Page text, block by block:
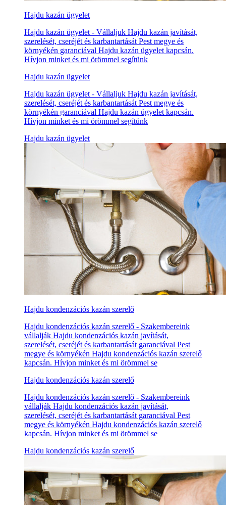
Hajdu kazán ügyelet
Hajdu kazán ügyelet - Vállaljuk Hajdu kazán javítását,
szerelését, cseréjét és karbantartását Pest megye és
környékén garanciával Hajdu kazán ügyelet kapcsán.
Hívjon minket és mi örömmel segítünk
Hajdu kazán ügyelet
Hajdu kazán ügyelet - Vállaljuk Hajdu kazán javítását,
szerelését, cseréjét és karbantartását Pest megye és
környékén garanciával Hajdu kazán ügyelet kapcsán.
Hívjon minket és mi örömmel segítünk
Hajdu kazán ügyelet
Hajdu kondenzációs kazán szerelő
Hajdu kondenzációs kazán szerelő - Szakembereink
vállalják Hajdu kondenzációs kazán javítását,
szerelését, cseréjét és karbantartását garanciával Pest
megye és környékén Hajdu kondenzációs kazán szerelő
kapcsán. Hívjon minket és mi örömmel se
Hajdu kondenzációs kazán szerelő
Hajdu kondenzációs kazán szerelő - Szakembereink
vállalják Hajdu kondenzációs kazán javítását,
szerelését, cseréjét és karbantartását garanciával Pest
megye és környékén Hajdu kondenzációs kazán szerelő
kapcsán. Hívjon minket és mi örömmel se
Hajdu kondenzációs kazán szerelő